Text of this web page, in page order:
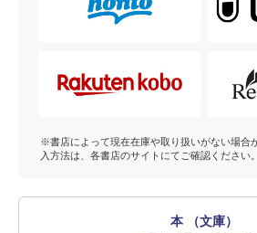
※書店によって現在在庫や取り扱いがない場合
入方法は、各書店のサイトにてご確認ください。
本 （文庫）